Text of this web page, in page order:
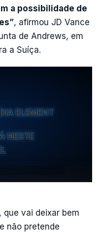
a possibilidade de
, afirmou JD Vance
de Andrews, em
a Suíça.
ELEMENT
NESTE
que vai deixar bem
não pretende